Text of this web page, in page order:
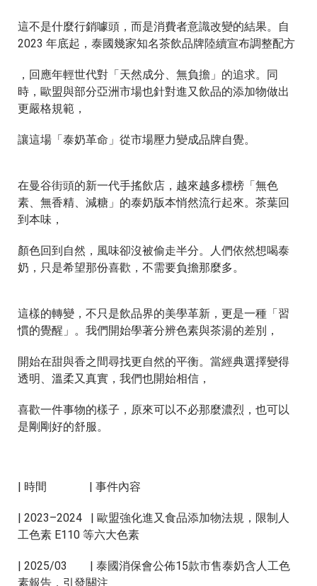
這不是什麼⾏銷噱頭，⽽是消費者意識改變的結果。⾃
2023 年底起，泰國幾家知名茶飲品牌陸續宣布調整配⽅
，回應年輕世代對「天然成分、無負擔」的追求。同
時，歐盟與部分亞洲市場也針對進⼜飲品的添加物做出
更嚴格規範，
讓這場「泰奶⾰命」從市場壓⼒變成品牌⾃覺。
在曼⾕街頭的新⼀代⼿搖飲店，越來越多標榜「無⾊
素、無⾹精、減糖」的泰奶版本悄然流⾏起來。茶葉回
到本味，
顏⾊回到⾃然，風味卻沒被偷⾛半分。⼈們依然想喝泰
奶，只是希望那份喜歡，不需要負擔那麼多。
這樣的轉變，不只是飲品界的美學⾰新，更是⼀種「習
慣的覺醒」。我們開始學著分辨⾊素與茶湯的差別，
開始在甜與⾹之間尋找更⾃然的平衡。當經典選擇變得
透明、溫柔又真實，我們也開始相信，
喜歡⼀件事物的樣⼦，原來可以不必那麼濃烈，也可以
是剛剛好的舒服。
| 時間 | 事件內容
| 2023–2024 | 歐盟強化進⼜食品添加物法規，限制⼈
⼯⾊素 E110 等六⼤⾊素
| 2025/03 | 泰國消保會公佈15款市售泰奶含⼈⼯⾊
素報告，引發關注